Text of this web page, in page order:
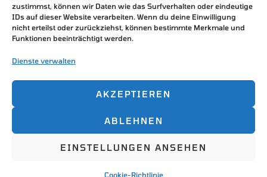
zustimmst, können wir Daten wie das Surfverhalten oder eindeutige
IDs auf dieser Website verarbeiten. Wenn du deine Einwilligung
nicht erteilst oder zurückziehst, können bestimmte Merkmale und
Funktionen beeinträchtigt werden.
Dienste verwalten
AKZEPTIEREN
ABLEHNEN
EINSTELLUNGEN ANSEHEN
Cookie-Richtlinie
Zahlung & Versand
Copyright © 2026